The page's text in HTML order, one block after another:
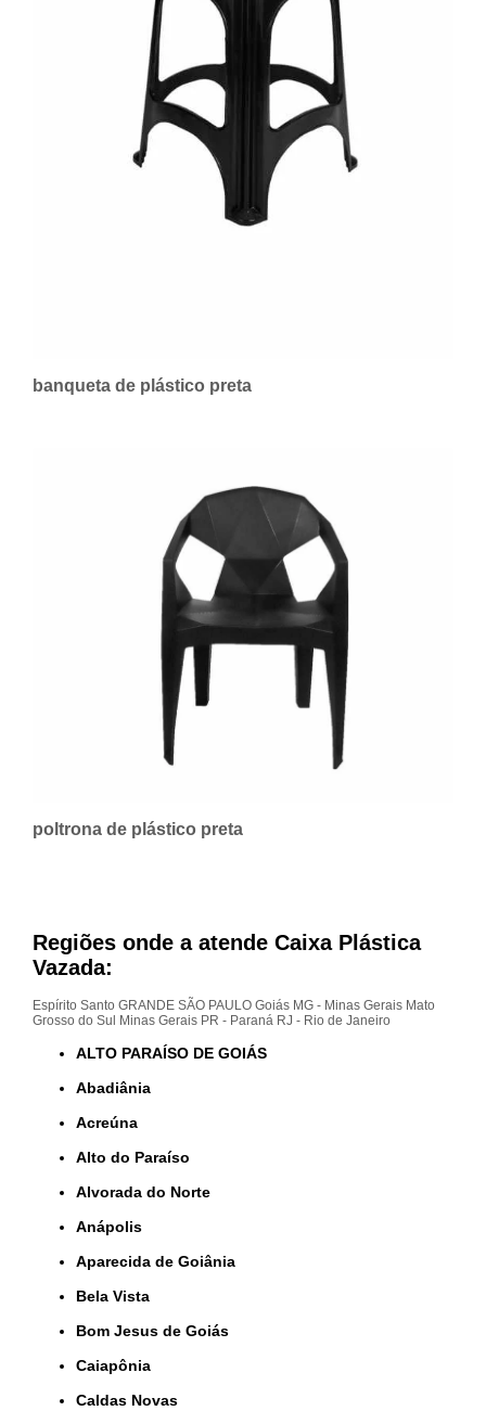
banqueta de plástico preta
poltrona de plástico preta
Regiões onde a atende Caixa Plástica
Vazada:
Espírito Santo GRANDE SÃO PAULO Goiás MG - Minas Gerais Mato
Grosso do Sul
Minas Gerais PR - Paraná RJ - Rio de Janeiro
ALTO PARAÍSO DE GOIÁS
Abadiânia
Acreúna
Alto do Paraíso
Alvorada do Norte
Anápolis
Aparecida de Goiânia
Bela Vista
Bom Jesus de Goiás
Caiapônia
Caldas Novas